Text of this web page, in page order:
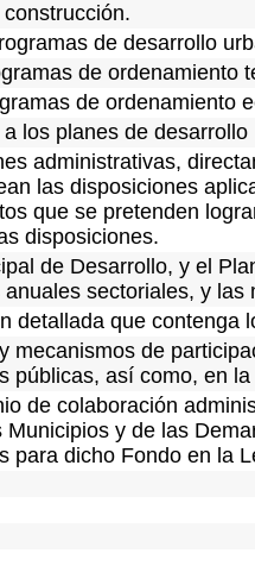
de desarrollo
de ordenamiento
de ordenamiento
los planes de desarrollo
administrativas,
las disposiciones
que se pretenden
disposiciones.
de Desarrollo, y el
sectoriales, y
detallada que contenga
mecanismos de
públicas, así como, en
de colaboración
y de las
para dicho Fondo en la